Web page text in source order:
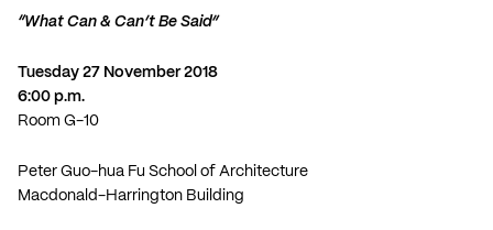
“What Can & Can’t Be Said”
Tuesday 27 November 2018
6:00 p.m.
Room G-10
Peter Guo-hua Fu School of Architecture
Macdonald-Harrington Building